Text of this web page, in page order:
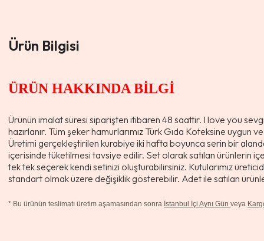
Ürün Bilgisi
ÜRÜN HAKKINDA BİLGİ
Ürünün imalat süresi siparişten itibaren 48 saattir. I love you
hazırlanır. Tüm şeker hamurlarımız Türk Gıda Koteksine
Üretimi gerçekleştirilen kurabiye iki hafta boyunca serin bir
içerisinde tüketilmesi tavsiye edilir. Set olarak satılan ürünlerin
tek tek seçerek kendi setinizi oluşturabilirsiniz. Kutularımız
standart olmak üzere değişiklik gösterebilir. Adet ile satılan
* Bu ürünün teslimatı üretim aşamasından sonra İstanbul İçi Aynı Gün veya